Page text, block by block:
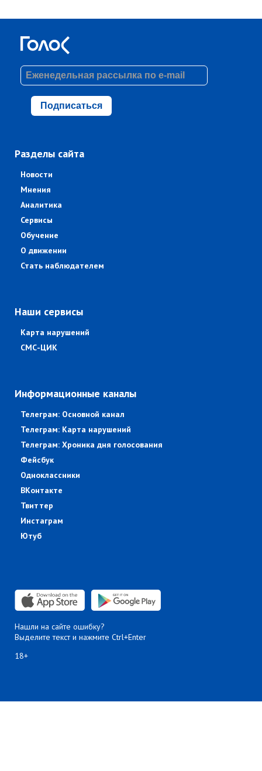
Подписаться
Разделы сайта
Новости
Мнения
Аналитика
Сервисы
Обучение
О движении
Стать наблюдателем
Наши сервисы
Карта нарушений
СМС-ЦИК
Информационные каналы
Телеграм: Основной канал
Телеграм: Карта нарушений
Телеграм: Хроника дня голосования
Фейсбук
Одноклассники
ВКонтакте
Твиттер
Инстаграм
Ютуб
Нашли на сайте ошибку?
Выделите текст и нажмите Ctrl+Enter
18+